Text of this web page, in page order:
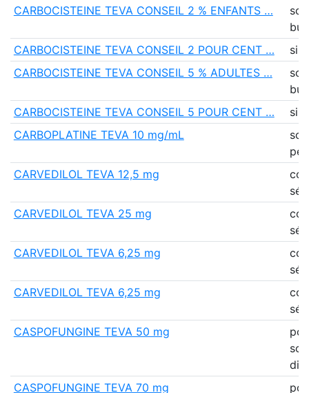
CARBOCISTEINE TEVA CONSEIL 2 % ENFANTS …
CARBOCISTEINE TEVA CONSEIL 2 POUR CENT …
CARBOCISTEINE TEVA CONSEIL 5 % ADULTES …
CARBOCISTEINE TEVA CONSEIL 5 POUR CENT …
CARBOPLATINE TEVA 10 mg/mL
CARVEDILOL TEVA 12,5 mg
CARVEDILOL TEVA 25 mg
CARVEDILOL TEVA 6,25 mg
CARVEDILOL TEVA 6,25 mg
CASPOFUNGINE TEVA 50 mg
CASPOFUNGINE TEVA 70 mg